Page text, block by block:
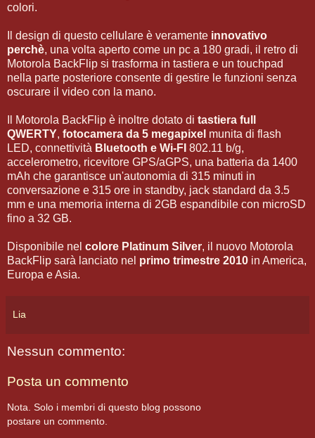
colori.
Il design di questo cellulare è veramente innovativo
perchè, una volta aperto come un pc a 180 gradi, il retro di
Motorola BackFlip si trasforma in tastiera e un touchpad
nella parte posteriore consente di gestire le funzioni senza
oscurare il video con la mano.
Il Motorola BackFlip è inoltre dotato di tastiera full
QWERTY, fotocamera da 5 megapixel munita di flash
LED, connettività Bluetooth e Wi-FI 802.11 b/g,
accelerometro, ricevitore GPS/aGPS, una batteria da 1400
mAh che garantisce un'autonomia di 315 minuti in
conversazione e 315 ore in standby, jack standard da 3.5
mm e una memoria interna di 2GB espandibile con microSD
fino a 32 GB.
Disponibile nel colore Platinum Silver, il nuovo Motorola
BackFlip sarà lanciato nel primo trimestre 2010 in America,
Europa e Asia.
Lia
Nessun commento:
Posta un commento
Nota. Solo i membri di questo blog possono
postare un commento.